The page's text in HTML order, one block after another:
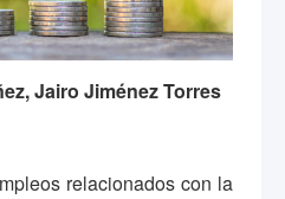
Jairo Jiménez Torres
relacionados con la